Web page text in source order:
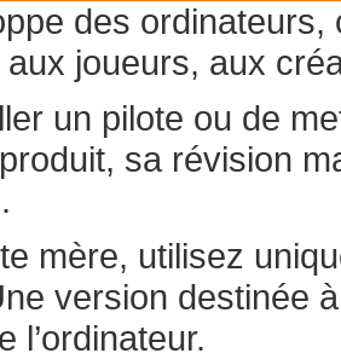
des
joueurs, aux
un pilote ou de
sa révision
mère, utilisez
version destinée
l’ordinateur.